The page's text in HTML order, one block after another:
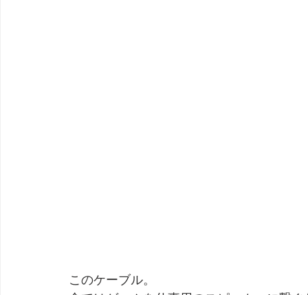
このケーブル。